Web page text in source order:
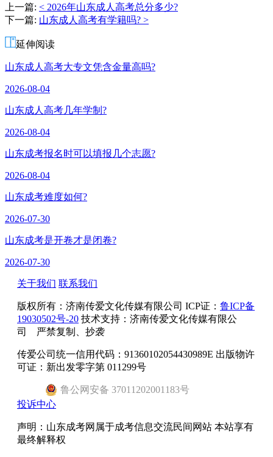
老
师
上一篇: < 2026年山东成人高考总分多少?
下一篇: 山东成人高考有学籍吗? >
延伸阅读
山东成人高考大专文凭含金量高吗?
2026-08-04
山东成人高考几年学制?
2026-08-04
山东成考报名时可以填报几个志愿?
2026-08-04
山东成考难度如何?
2026-07-30
山东成考是开卷才是闭卷?
2026-07-30
关于我们 联系我们
版权所有： 济南传爱文化传媒有限公司 ICP证： 鲁ICP备
19030502号-20 技术支持：济南传爱文化传媒有限公
司 严禁复制、抄袭
传爱公司统一信用代码：91360102054430989E 出版物许
可证：新出发零字第 011299号
鲁公网安备 37011202001183号
投诉中心
声明：山东成考网属于成考信息交流民间网站 本站享有
最终解释权